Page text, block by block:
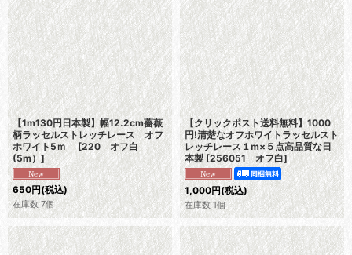
【1m130円日本製】幅12.2cm薔薇
柄ラッセルストレッチレース オフ
ホワイト5ｍ [220 オフ白
(5m）]
650円(税込)
在庫数 7個
【クリックポスト送料無料】1000
円!清楚なオフホワイトラッセルスト
レッチレース１m×５点高品質な日
本製 [256051 オフ白]
1,000円(税込)
在庫数 1個